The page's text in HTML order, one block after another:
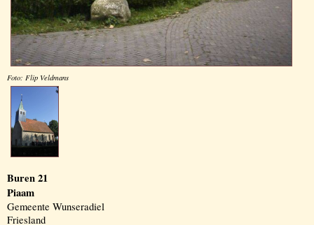
Foto: Flip Veldmans
Buren 21
Piaam
Gemeente Wunseradiel
Friesland